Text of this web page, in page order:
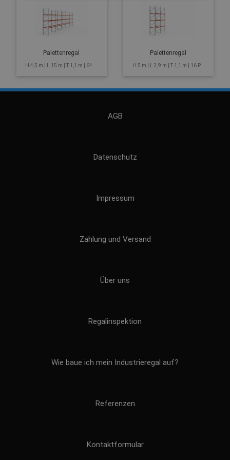
Palettenregal
H 4,5 m | L 15 m | T 1,1 m | 64 ...
Palettenregal
H 5 m | L 3,9 m | T 1,1 m | 16 P...
AGB
Datenschutz
Impressum
Zahlung und Versand
Über uns
Regalinspektion
Wie baue ich mein Industrieregal auf?
Referenzen
Kontaktformular